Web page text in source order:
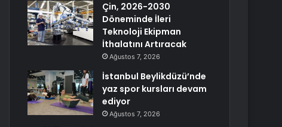
Çin, 2026-2030
Döneminde İleri
Teknoloji Ekipman
İthalatını Artıracak
Ağustos 7, 2026
İstanbul Beylikdüzü’nde
yaz spor kursları devam
ediyor
Ağustos 7, 2026